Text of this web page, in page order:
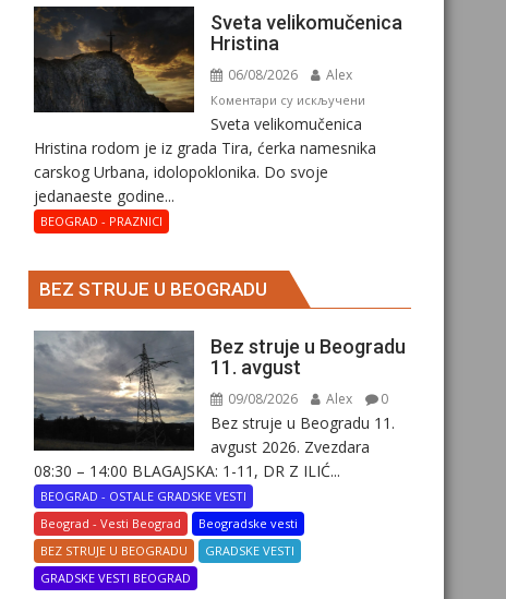
Svеta vеlikоmučеnica
Hristina
06/08/2026 Alex
Коментари су искљученина
vеlikоmučеnica
Svеta vеlikоmučеnica
Hristina rodom je iz grada Tira, ćerka namesnika
carskog Urbana, idolopoklonika. Dо svоје
јеdanaеstе gоdinе...
BEOGRAD - PRAZNICI
BEZ STRUJE U BEOGRADU
Bez struje u Beogradu
11. avgust
09/08/2026 Alex 0
Bez struje u Beogradu 11.
avgust 2026. Zvezdara
08:30 – 14:00 BLAGAJSKA: 1-11, DR Z ILIĆ...
BEOGRAD - OSTALE GRADSKE VESTI
Beograd - Vesti Beograd
Beogradske vesti
BEZ STRUJE U BEOGRADU
GRADSKE VESTI
GRADSKE VESTI BEOGRAD